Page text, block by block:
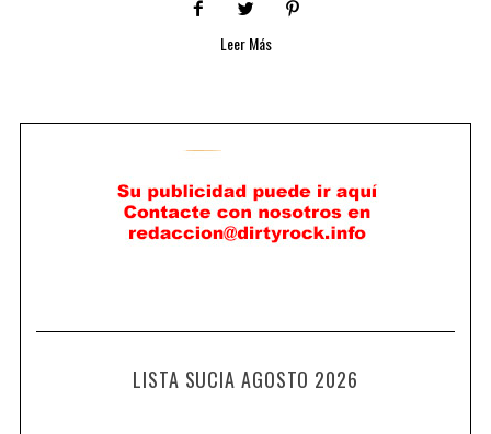
Leer Más
LISTA SUCIA AGOSTO 2026